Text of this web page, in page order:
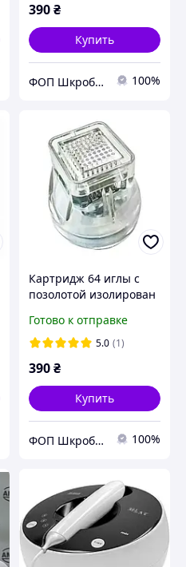
390₴
Купить
ФОП Шкроботько 100%
Картридж 64 иглы с
позолотой изолирован
микрогольчатого РФ
лифтинга Белые
Готово к отправке
5.0 (1)
390₴
Купить
ФОП Шкроботько 100%